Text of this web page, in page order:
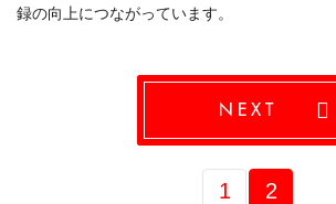
録の向上につながっています。
NEXT
1 2